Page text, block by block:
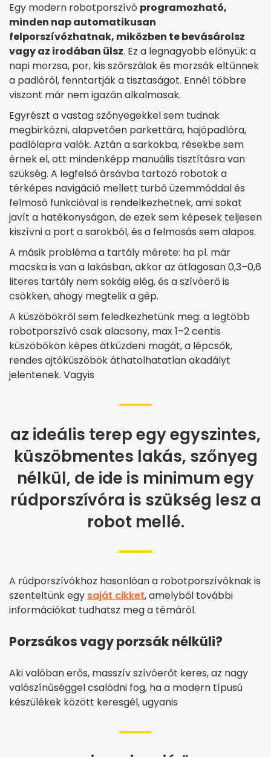
Egy modern robotporszívó programozható,
minden nap automatikusan
felporszívózhatnak, miközben te bevásárolsz
vagy az irodában ülsz. Ez a legnagyobb előnyük: a
napi morzsa, por, kis szőrszálak és morzsák eltűnnek
a padlóról, fenntartják a tisztaságot. Ennél többre
viszont már nem igazán alkalmasak.
Egyrészt a vastag szőnyegekkel sem tudnak
megbirkózni, alapvetően parkettára, hajópadlóra,
padlólapra valók. Aztán a sarkokba, résekbe sem
érnek el, ott mindenképp manuális tisztításra van
szükség. A legfelső ársávba tartozó robotok a
térképes navigáció mellett turbó üzemmóddal és
felmosó funkcióval is rendelkezhetnek, ami sokat
javít a hatékonyságon, de ezek sem képesek teljesen
kiszívni a port a sarokból, és a felmosás sem alapos.
A másik probléma a tartály mérete: ha pl. már
macska is van a lakásban, akkor az átlagosan 0,3–0,6
literes tartály nem sokáig elég, és a szívóerő is
csökken, ahogy megtelik a gép.
A küszöbökről sem feledkezhetünk meg: a legtöbb
robotporszívó csak alacsony, max 1–2 centis
küszöbökön képes átküzdeni magát, a lépcsők,
rendes ajtóküszöbök áthatolhatatlan akadályt
jelentenek. Vagyis
az ideális terep egy egyszintes,
küszöbmentes lakás, szőnyeg
nélkül, de ide is minimum egy
rúdporszívóra is szükség lesz a
robot mellé.
A rúdporszívókhoz hasonlóan a robotporszívóknak is
szenteltünk egy saját cikket, amelyből további
információkat tudhatsz meg a témáról.
Porzsákos vagy porzsák nélküli?
Aki valóban erős, masszív szívóerőt keres, az nagy
valószínűséggel csalódni fog, ha a modern típusú
készülékek között keresgél, ugyanis